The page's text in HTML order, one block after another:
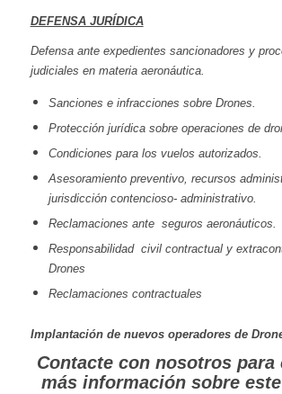
DEFENSA JURÍDICA
Defensa ante expedientes sancionadores y
judiciales en materia aeronáutica.
Sanciones e infracciones sobre Drones.
Protección jurídica sobre operaciones de
Condiciones para los vuelos autorizados.
Asesoramiento preventivo, recursos
jurisdicción contencioso- administrativo.
Reclamaciones ante seguros aeronáuticos.
Responsabilidad civil contractual y
Drones
Reclamaciones contractuales
Implantación de nuevos operadores de
Contacte con nosotros para
más información sobre